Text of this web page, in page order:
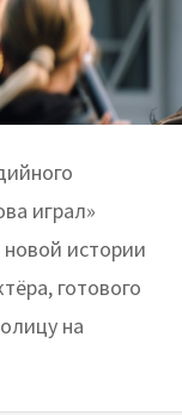
играл»
истории
готового
на